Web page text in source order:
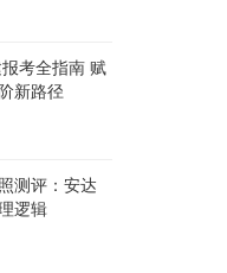
考全指南 赋
新路径
测评：安达
逻辑